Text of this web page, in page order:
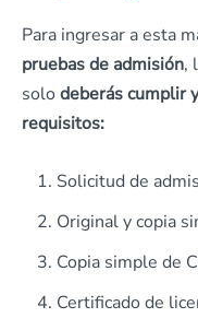
Para ingresar a esta
pruebas de admisión,
solo deberás cumplir
requisitos:
Solicitud de
Original y copia
Copia simple de
Certificado de